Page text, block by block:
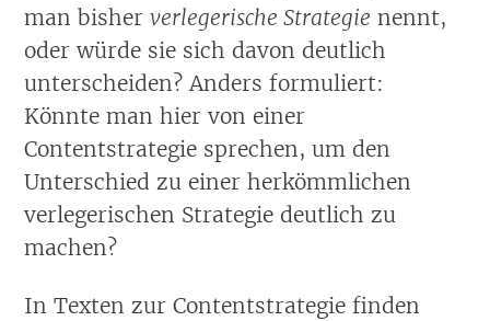
man bisherverlegerische Strategie nennt,
oder würde sie sich davon deutlich
unterscheiden? Anders formuliert:
Könnte man hier von einer
Contentstrategie sprechen, um den
Unterschied zu einer herkömmlichen
verlegerischen Strategie deutlich zu
machen?
In Texten zur Contentstrategie finden